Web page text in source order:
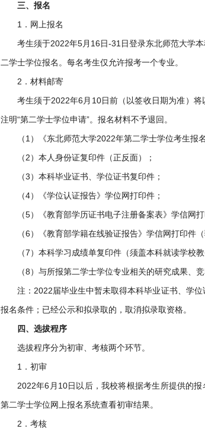
三、报名
1．网上报名
考生须于2022年5月16日-31日登录东北师范大学
二学士学位报名。每名考生仅允许报考一个专业。
2．材料邮寄
考生须于2022年6月10日前（以签收日期为准）
注明“第二学士学位申请”。报名材料不予退回。
（1）《东北师范大学2022年第二学士学位考生报
（2）本人身份证复印件（正反面）；
（3）本科毕业证书、学位证书复印件；
（4）《学位认证报告》学位网打印件；
（5）《教育部学历证书电子注册备案表》学信网
（6）《教育部学籍在线验证报告》学信网打印件
（7）本科学习成绩单复印件（须盖本科就读学校教
（8）与所报第二学士学位专业相关的研究成果、
注：2022届毕业生中暂未取得本科毕业证书、学
报名条件；已经公示和拟录取的，取消拟录取资格。
四、选拔程序
选拔程序分为初审、考核两个环节。
1．初审
2022年6月10日以后，我校将根据考生所提供的
第二学士学位网上报名系统查看初审结果。
2．考核